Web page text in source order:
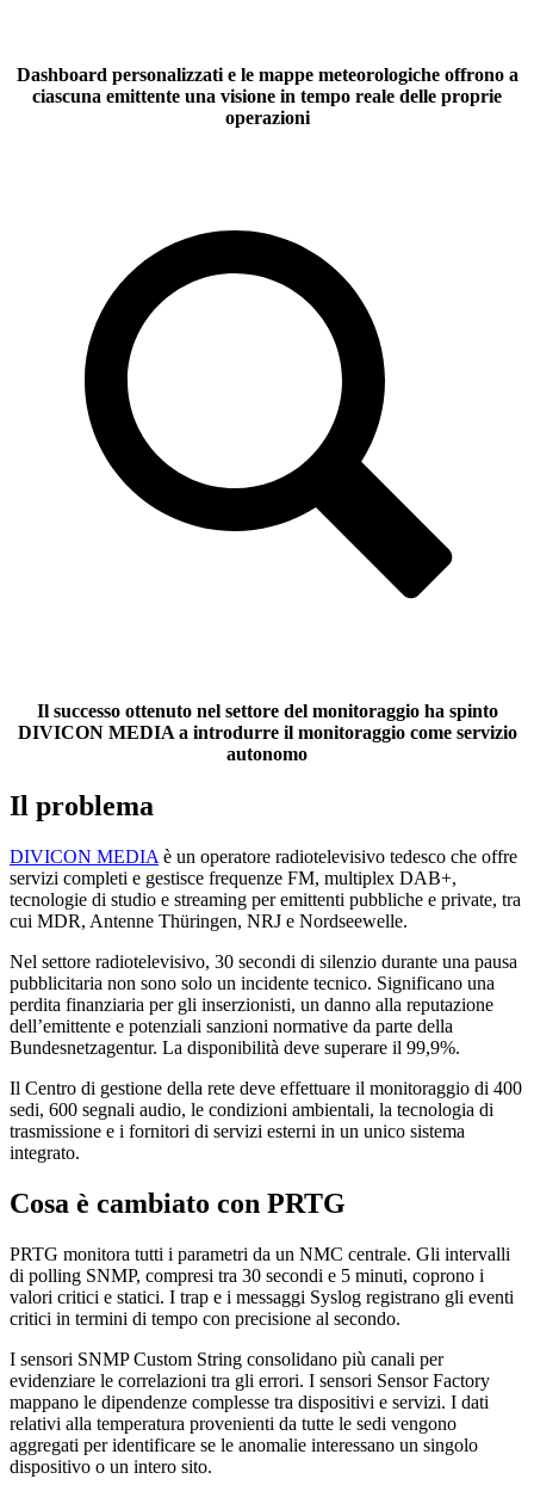
Dashboard personalizzati e le mappe meteorologicheoffrono a
ciascuna emittente una visione in tempo reale delle proprie
operazioni
Il successo ottenuto nel settore del monitoraggio ha spinto
DIVICON MEDIAa introdurre il monitoraggio come servizio
autonomo
Il problema
DIVICON MEDIA è un operatore radiotelevisivo tedesco che offre
servizi completi e gestisce frequenze FM, multiplex DAB+,
tecnologie di studio e streaming per emittenti pubbliche e private, tra
cui MDR, Antenne Thüringen, NRJ e Nordseewelle.
Nel settore radiotelevisivo, 30 secondi di silenzio durante una pausa
pubblicitaria non sono solo un incidente tecnico. Significano una
perdita finanziaria per gli inserzionisti, un danno alla reputazione
dell’emittente e potenziali sanzioni normative da parte della
Bundesnetzagentur. La disponibilità deve superare il 99,9%.
Il Centro di gestione della rete deve effettuare il monitoraggio di 400
sedi, 600 segnali audio, le condizioni ambientali, la tecnologia di
trasmissione e i fornitori di servizi esterni in un unico sistema
integrato.
Cosa è cambiato con PRTG
PRTG monitora tutti i parametri da un NMC centrale. Gli intervalli
di polling SNMP, compresi tra 30 secondi e 5 minuti, coprono i
valori critici e statici. I trap e i messaggi Syslog registrano gli eventi
critici in termini di tempo con precisione al secondo.
I sensori SNMP Custom String consolidano più canali per
evidenziare le correlazioni tra gli errori. I sensori Sensor Factory
mappano le dipendenze complesse tra dispositivi e servizi. I dati
relativi alla temperatura provenienti da tutte le sedi vengono
aggregati per identificare se le anomalie interessano un singolo
dispositivo o un intero sito.